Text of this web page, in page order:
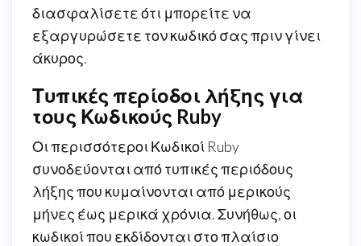
διασφαλίσετε ότι μπορείτε να
εξαργυρώσετε τον κωδικό σας πριν γίνει
άκυρος.
Τυπικές περίοδοι λήξης για
τους Κωδικούς Ruby
Οι περισσότεροι Κωδικοί Ruby
συνοδεύονται από τυπικές περιόδους
λήξης που κυμαίνονται από μερικούς
μήνες έως μερικά χρόνια. Συνήθως, οι
κωδικοί που εκδίδονται στο πλαίσιο